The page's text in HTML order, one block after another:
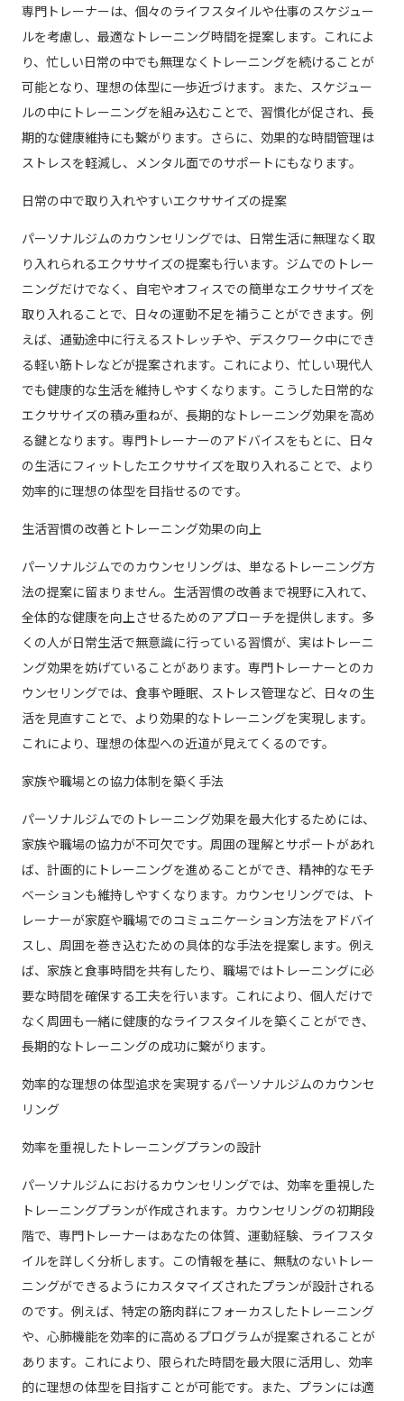
専門トレーナーは、個々のライフスタイルや仕事のスケジュー
ルを考慮し、最適なトレーニング時間を提案します。これによ
り、忙しい日常の中でも無理なくトレーニングを続けることが
可能となり、理想の体型に一歩近づけます。また、スケジュー
ルの中にトレーニングを組み込むことで、習慣化が促され、長
期的な健康維持にも繋がります。さらに、効果的な時間管理は
ストレスを軽減し、メンタル面でのサポートにもなります。
日常の中で取り入れやすいエクササイズの提案
パーソナルジムのカウンセリングでは、日常生活に無理なく取
り入れられるエクササイズの提案も行います。ジムでのトレー
ニングだけでなく、自宅やオフィスでの簡単なエクササイズを
取り入れることで、日々の運動不足を補うことができます。例
えば、通勤途中に行えるストレッチや、デスクワーク中にでき
る軽い筋トレなどが提案されます。これにより、忙しい現代人
でも健康的な生活を維持しやすくなります。こうした日常的な
エクササイズの積み重ねが、長期的なトレーニング効果を高め
る鍵となります。専門トレーナーのアドバイスをもとに、日々
の生活にフィットしたエクササイズを取り入れることで、より
効率的に理想の体型を目指せるのです。
生活習慣の改善とトレーニング効果の向上
パーソナルジムでのカウンセリングは、単なるトレーニング方
法の提案に留まりません。生活習慣の改善まで視野に入れて、
全体的な健康を向上させるためのアプローチを提供します。多
くの人が日常生活で無意識に行っている習慣が、実はトレーニ
ング効果を妨げていることがあります。専門トレーナーとのカ
ウンセリングでは、食事や睡眠、ストレス管理など、日々の生
活を見直すことで、より効果的なトレーニングを実現します。
これにより、理想の体型への近道が見えてくるのです。
家族や職場との協力体制を築く手法
パーソナルジムでのトレーニング効果を最大化するためには、
家族や職場の協力が不可欠です。周囲の理解とサポートがあれ
ば、計画的にトレーニングを進めることができ、精神的なモチ
ベーションも維持しやすくなります。カウンセリングでは、ト
レーナーが家庭や職場でのコミュニケーション方法をアドバイ
スし、周囲を巻き込むための具体的な手法を提案します。例え
ば、家族と食事時間を共有したり、職場ではトレーニングに必
要な時間を確保する工夫を行います。これにより、個人だけで
なく周囲も一緒に健康的なライフスタイルを築くことができ、
長期的なトレーニングの成功に繋がります。
効率的な理想の体型追求を実現するパーソナルジムのカウンセ
リング
効率を重視したトレーニングプランの設計
パーソナルジムにおけるカウンセリングでは、効率を重視した
トレーニングプランが作成されます。カウンセリングの初期段
階で、専門トレーナーはあなたの体質、運動経験、ライフスタ
イルを詳しく分析します。この情報を基に、無駄のないトレー
ニングができるようにカスタマイズされたプランが設計される
のです。例えば、特定の筋肉群にフォーカスしたトレーニング
や、心肺機能を効率的に高めるプログラムが提案されることが
あります。これにより、限られた時間を最大限に活用し、効率
的に理想の体型を目指すことが可能です。また、プランには適